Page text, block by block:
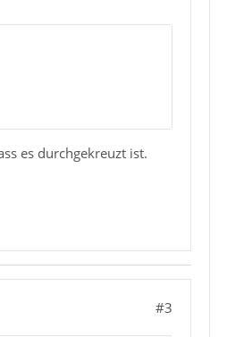
es durchgekreuzt ist.
#3